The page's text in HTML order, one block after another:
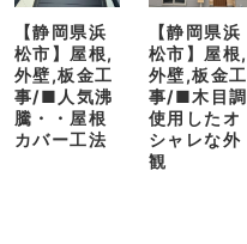
【静岡県浜
松市】屋根,
外壁,板金工
事/■人気沸
騰・・屋根
カバー工法
【静岡県浜
松市】屋根,
外壁,板金工
事/■木目調
使用したオ
シャレな外
観